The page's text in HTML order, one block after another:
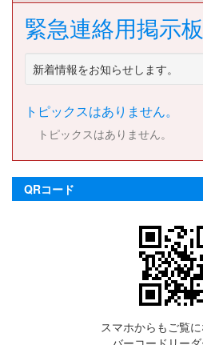
緊急連絡用掲示板
新着情報をお知らせします。
トピックスはありません。
トピックスはありません。
QRコード
スマホからもご覧に